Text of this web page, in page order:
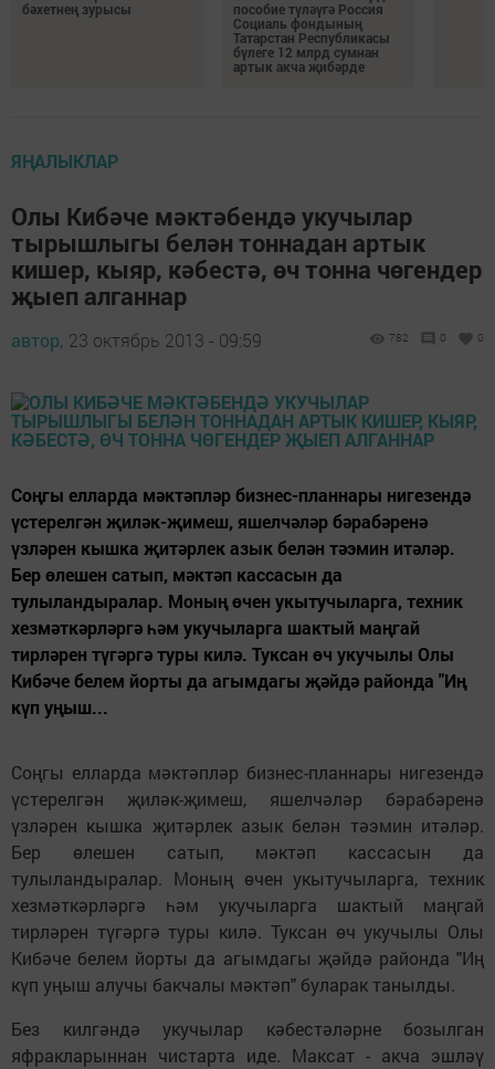
бәхетнең зурысы
пособие түләүгә Россия
Социаль фондының
Татарстан Республикасы
бүлеге 12 млрд сумнан
артык акча җибәрде
ЯҢАЛЫКЛАР
Олы Кибәче мәктәбендә укучылар
тырышлыгы белән тоннадан артык
кишер, кыяр, кәбестә, өч тонна чөгендер
җыеп алганнар
автор, 23 октябрь 2013 - 09:59 782 0 0
Соңгы елларда мәктәпләр бизнес-планнары ниге­зендә
үстерелгән җиләк-җимеш, яшелчәләр бәра­бәренә
үзләрен кышка җитәрлек азык белән тәэмин итәләр.
Бер өле­шен сатып, мәктәп кассасын да
тулыландыралар. Моның өчен укытучыларга, техник
хезмәткәрләргә һәм укучыларга шактый маңгай
тирләрен түгәргә туры килә. Туксан өч укучылы Олы
Кибәче белем йорты да агымдагы җәйдә районда "Иң
күп уңыш...
Соңгы елларда мәктәпләр бизнес-планнары ниге­зендә
үстерелгән җиләк-җимеш, яшелчәләр бәра­бәренә
үзләрен кышка җитәрлек азык белән тәэмин итәләр.
Бер өле­шен сатып, мәктәп кассасын да
тулыландыралар. Моның өчен укытучыларга, техник
хезмәткәрләргә һәм укучыларга шактый маңгай
тирләрен түгәргә туры килә. Туксан өч укучылы Олы
Кибәче белем йорты да агымдагы җәйдә районда "Иң
күп уңыш алучы бакчалы мәктәп" буларак танылды.
Без килгәндә укучылар кәбестәләрне бозылган
яфракларыннан чистарта иде. Максат - акча эшләү